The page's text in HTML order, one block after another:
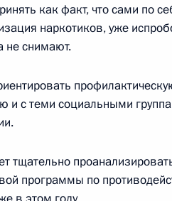
Главный центр испытаний и
Московская область
пятница
Шрёдером
Ново-Огарево
как факт, что сами по
наркотиков, уже
не снимают.
и с теми социальными
тщательно
программы по